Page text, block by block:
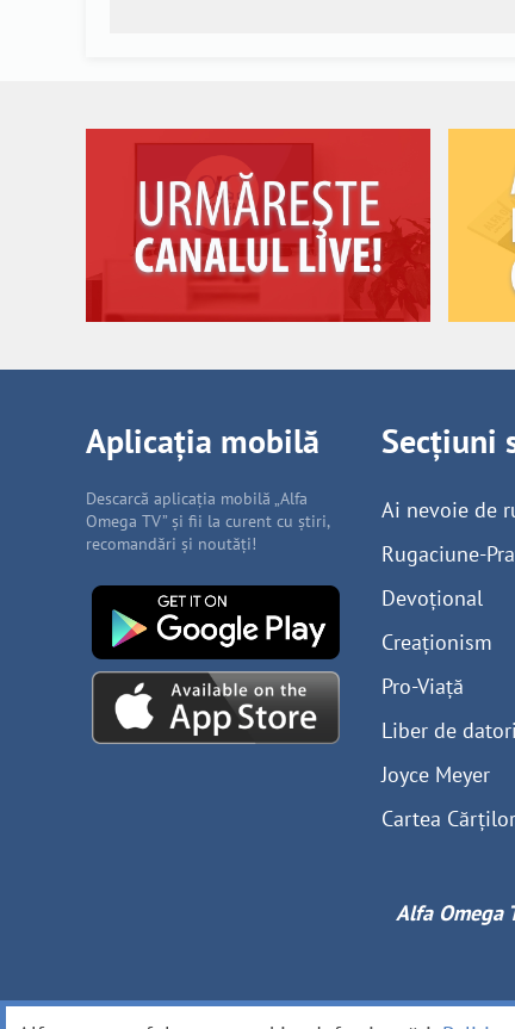
Aplicația mobilă
Descarcă aplicația mobilă „Alfa
Omega TV” și fii la curent cu știri,
recomandări și noutăți!
Secțiuni
Ai nevoie de
Rugaciune-
Devoțional
Creaționism
Pro-Viață
Liber de
Joyce Meyer
Cartea Cărților
Alfa Omega